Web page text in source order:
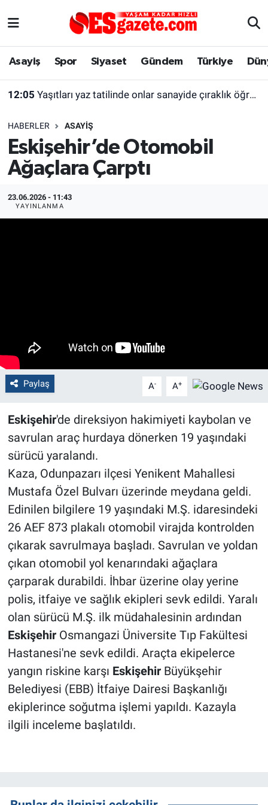
Asayiş Spor Siyaset Gündem Türkiye
12:05 Yaşıtları yaz tatilinde onlar sanayide çıraklık öğreniyor
HABERLER ASAYIŞ
Eskişehir’de Otomobil
Ağaçlara Çarptı
23.06.2026 - 11:43
YAYINLANMA
Paylaş A- A+
Eskişehir'de direksiyon hakimiyeti kaybolan ve
savrulan araç hurdaya dönerken 19 yaşındaki
sürücü yaralandı.
Kaza, Odunpazarı ilçesi Yenikent Mahallesi
Mustafa Özel Bulvarı üzerinde meydana geldi.
Edinilen bilgilere 19 yaşındaki M.Ş. idaresindeki
26 AEF 873 plakalı otomobil virajda kontrolden
çıkarak savrulmaya başladı. Savrulan ve yoldan
çıkan otomobil yol kenarındaki ağaçlara
çarparak durabildi. İhbar üzerine olay yerine
polis, itfaiye ve sağlık ekipleri sevk edildi. Yaralı
olan sürücü M.Ş. ilk müdahalesinin ardından
EskişehirOsmangazi Üniversite Tıp Fakültesi
Hastanesi'ne sevk edildi. Araçta ekipelerce
yangın riskine karşı EskişehirBüyükşehir
Belediyesi (EBB) İtfaiye Dairesi Başkanlığı
ekiplerince soğutma işlemi yapıldı. Kazayla
ilgili inceleme başlatıldı.
Asayiş
Gündem
Türkiye
Dünya
Yaşam
Eskişehirspor Arşivi
Eskişehir Arşivi
Röportaj
Kütahya
Gezi
Genel
Çevre
Yerel
Magazin
Bilim ve Teknoloji
Eskişehir Nöbetçi Eczaneler
Süper Lig Puan Durumu ve Fikstür
Tüm Manşetler
Son Dakika Haberleri